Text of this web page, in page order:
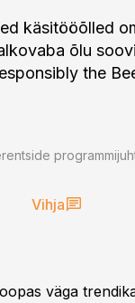
käsitööõlled
õlu
the
Vihja
väga